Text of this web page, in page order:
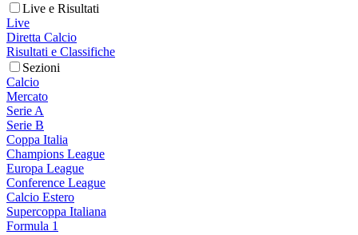
Live e Risultati
Live
Diretta Calcio
Risultati e Classifiche
Sezioni
Calcio
Mercato
Serie A
Serie B
Coppa Italia
Champions League
Europa League
Conference League
Calcio Estero
Supercoppa Italiana
Formula 1